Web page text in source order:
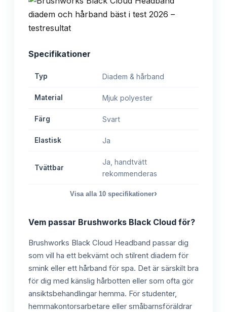
Specifikationer
Typ Diadem & hårband
Material Mjuk polyester
Färg Svart
Elastisk Ja
Tvättbar
Ja, handtvätt
rekommenderas
Visa alla 10 specifikationer›
Vem passar Brushworks Black Cloud för?
Brushworks Black Cloud Headband passar dig
som vill ha ett bekvämt och stilrent diadem för
smink eller ett hårband för spa. Det är särskilt bra
för dig med känslig hårbotten eller som ofta gör
ansiktsbehandlingar hemma. För studenter,
hemmakontorsarbetare eller småbarnsföräldrar